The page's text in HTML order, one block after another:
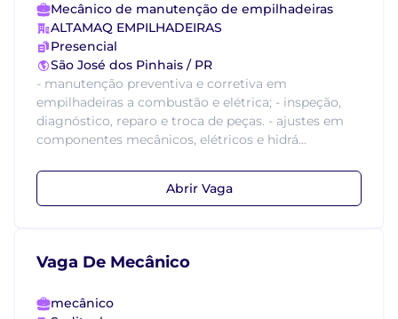
Mecânico de manutenção de empilhadeiras
ALTAMAQ EMPILHADEIRAS
Presencial
São José dos Pinhais / PR
- manutenção preventiva e corretiva em
empilhadeiras a combustão e elétrica; - inspeção,
diagnóstico, reparo e troca de peças. - ajustes em
componentes mecânicos, elétricos e hidrá...
Abrir Vaga
Vaga De Mecânico
mecânico